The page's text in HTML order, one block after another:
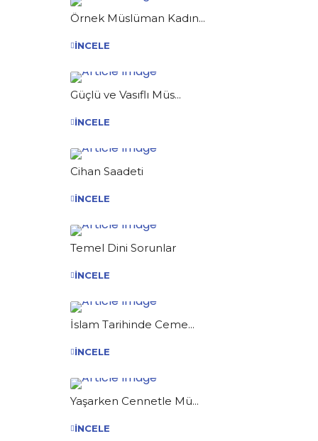
Örnek Müslüman Kadın...
İNCELE
Güçlü ve Vasıflı Müs...
İNCELE
Cihan Saadeti
İNCELE
Temel Dini Sorunlar
İNCELE
İslam Tarihinde Ceme...
İNCELE
Yaşarken Cennetle Mü...
İNCELE